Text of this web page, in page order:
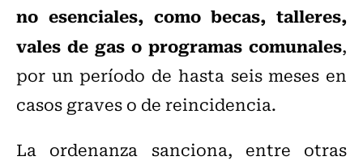
no esenciales, como becas, talleres,
vales de gas o programas comunales,
por un período de hasta seis meses en
casos graves o de reincidencia.
La ordenanza sanciona, entre otras